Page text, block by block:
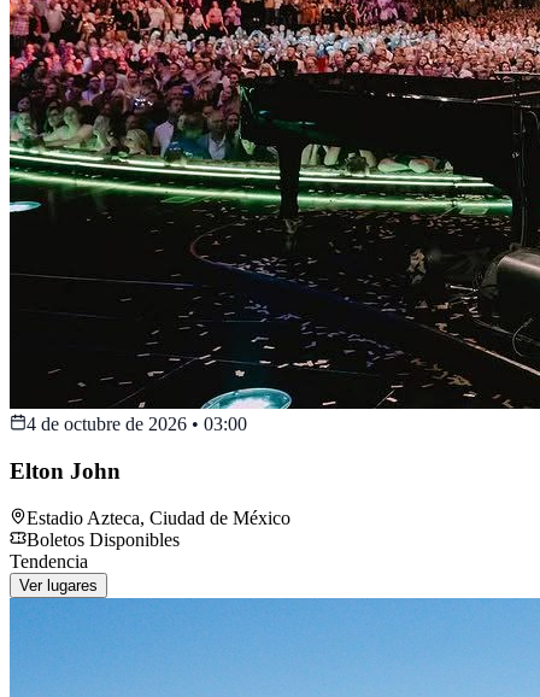
4 de octubre de 2026 • 03:00
Elton John
Estadio Azteca, Ciudad de México
Boletos Disponibles
Tendencia
Ver lugares